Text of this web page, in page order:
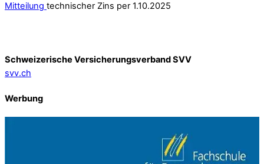
Mitteilung technischer Zins per 1.10.2025
Schweizerische Versicherungsverband SVV
svv.ch
Werbung